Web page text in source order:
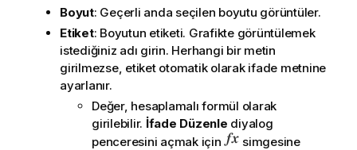
Boyut: Geçerli anda seçilen boyutu görüntüler.
Etiket: Boyutun etiketi. Grafikte görüntülemek
istediğiniz adı girin. Herhangi bir metin
girilmezse, etiket otomatik olarak ifade metnine
ayarlanır.
Değer, hesaplamalı formül olarak
girilebilir. İfade Düzenle diyalog
penceresini açmak için
simgesine